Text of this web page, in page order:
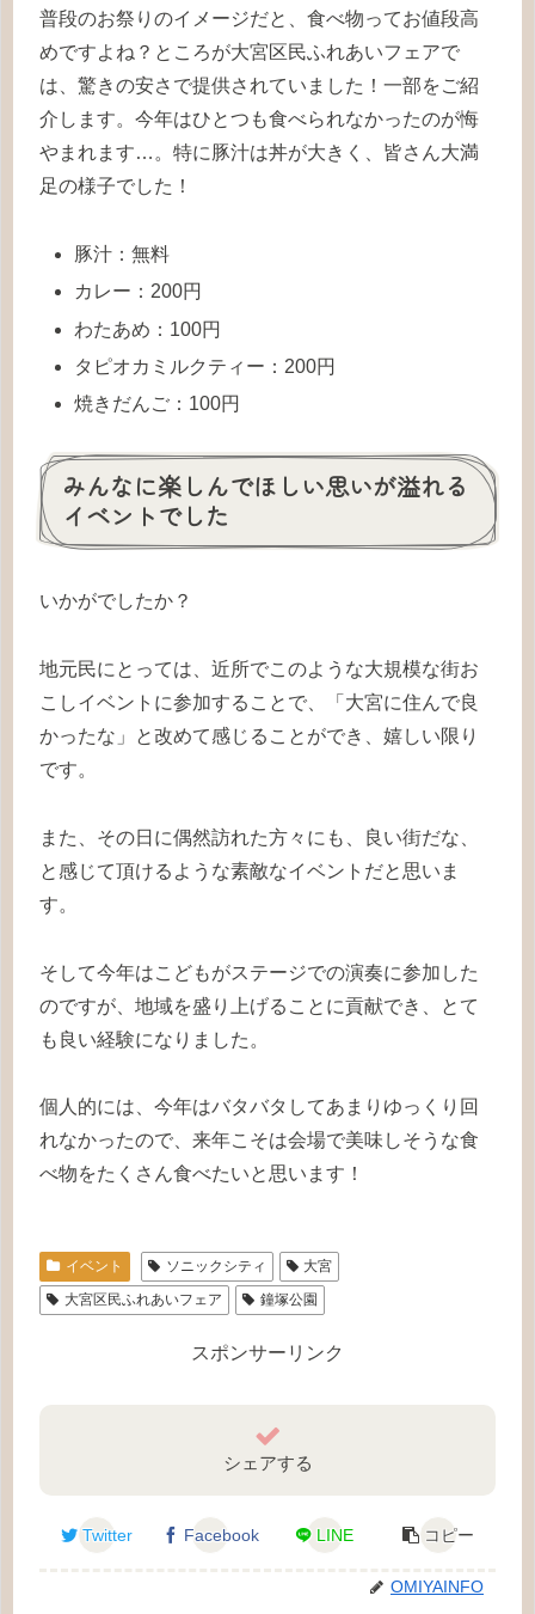
普段のお祭りのイメージだと、食べ物ってお値段高
めですよね？ところが大宮区民ふれあいフェアで
は、驚きの安さで提供されていました！一部をご紹
介します。今年はひとつも食べられなかったのが悔
やまれます…。特に豚汁は丼が大きく、皆さん大満
足の様子でした！
豚汁：無料
カレー：200円
わたあめ：100円
タピオカミルクティー：200円
焼きだんご：100円
みんなに楽しんでほしい思いが溢れる
イベントでした
いかがでしたか？
地元民にとっては、近所でこのような大規模な街お
こしイベントに参加することで、「大宮に住んで良
かったな」と改めて感じることができ、嬉しい限り
です。
また、その日に偶然訪れた方々にも、良い街だな、
と感じて頂けるような素敵なイベントだと思いま
す。
そして今年はこどもがステージでの演奏に参加した
のですが、地域を盛り上げることに貢献でき、とて
も良い経験になりました。
個人的には、今年はバタバタしてあまりゆっくり回
れなかったので、来年こそは会場で美味しそうな食
べ物をたくさん食べたいと思います！
イベント ソニックシティ
大宮
大宮区民ふれあいフェア
鐘塚公園
スポンサーリンク
シェアする
Twitter Facebook LINE コピー
OMIYAINFO